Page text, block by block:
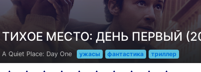
ТИХОЕ МЕСТО: ДЕНЬ ПЕРВЫЙ
A Quiet Place: Day One ужасы фантастика триллер